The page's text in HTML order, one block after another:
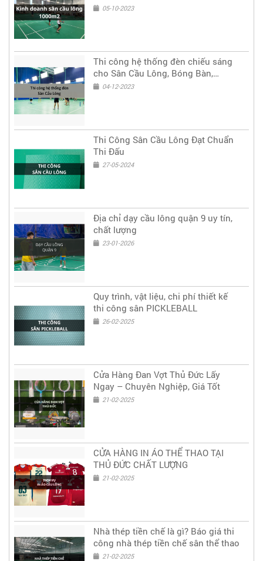
05-10-2023
Thi công hệ thống đèn chiếu sáng
cho Sân Cầu Lông, Bóng Bàn,
Tennis,...
04-12-2023
Thi Công Sân Cầu Lông Đạt Chuẩn
Thi Đấu
27-05-2024
Địa chỉ dạy cầu lông quận 9 uy tín,
chất lượng
23-01-2026
Quy trình, vật liệu, chi phí thiết kế
thi công sân PICKLEBALL
26-02-2025
Cửa Hàng Đan Vợt Thủ Đức Lấy
Ngay – Chuyên Nghiệp, Giá Tốt
21-02-2025
CỬA HÀNG IN ÁO THỂ THAO TẠI
THỦ ĐỨC CHẤT LƯỢNG
21-02-2025
Nhà thép tiền chế là gì? Báo giá thi
công nhà thép tiền chế sân thể thao
21-02-2025